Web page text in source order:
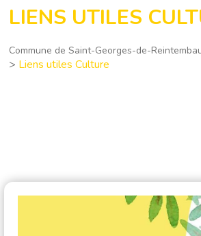
LIENS UTILES
Commune de Saint-Georges-de-
> Liens utiles Culture